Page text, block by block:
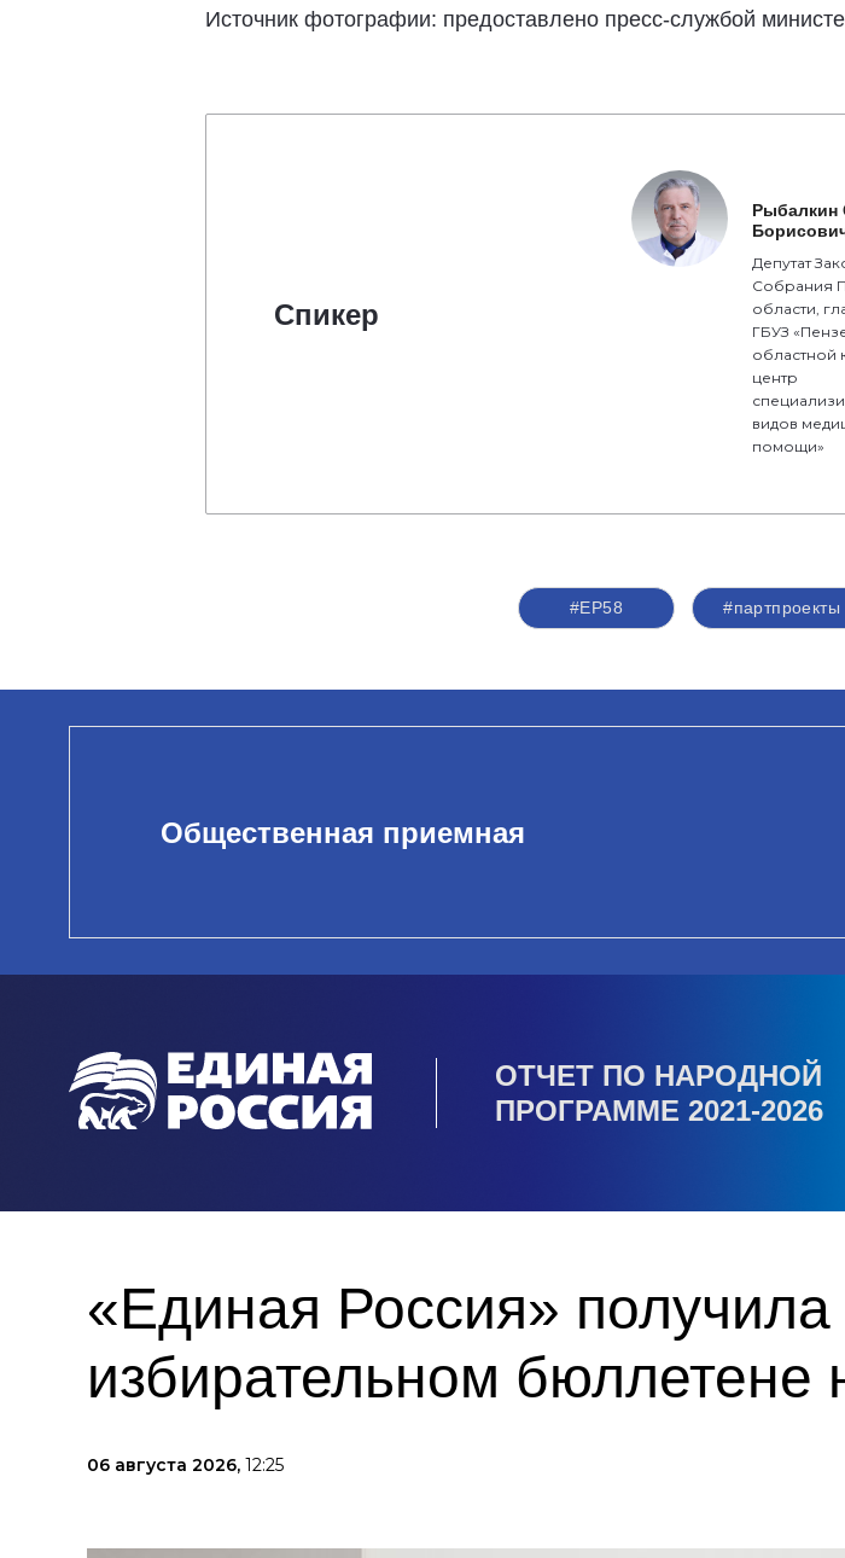
Источник фотографии: предоставлено пресс-службой
Спикер
Рыбалкин
Депутат
Собрания
области,
ГБУЗ
областной
центр
видов
помощи»
#ЕР58 #партпроекты
Общественная приемная
ОТЧЕТ ПО НАРОДНОЙ
ПРОГРАММЕ 2021-2026
«Единая Россия» получила
избирательном бюллетене
06 августа 2026, 12:25